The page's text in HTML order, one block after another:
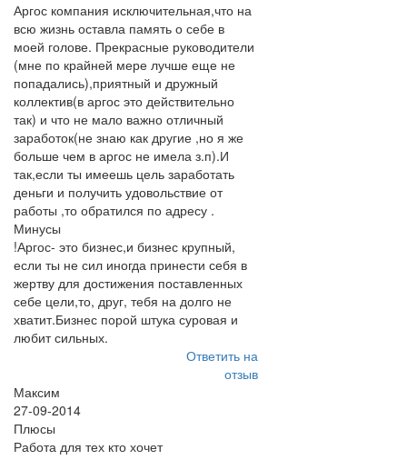
Аргос компания исключительная,что на
всю жизнь оставла память о себе в
моей голове. Прекрасные руководители
(мне по крайней мере лучше еще не
попадались),приятный и дружный
коллектив(в аргос это действительно
так) и что не мало важно отличный
заработок(не знаю как другие ,но я же
больше чем в аргос не имела з.п).И
так,если ты имеешь цель заработать
деньги и получить удовольствие от
работы ,то обратился по адресу .
Минусы
!Аргос- это бизнес,и бизнес крупный,
если ты не сил иногда принести себя в
жертву для достижения поставленных
себе цели,то, друг, тебя на долго не
хватит.Бизнес порой штука суровая и
любит сильных.
Ответить на
отзыв
Максим
27-09-2014
Плюсы
Работа для тех кто хочет